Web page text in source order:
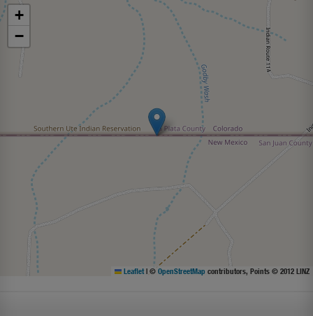
+
−
Leaflet | © OpenStreetMap contributors, Points © 2012 LINZ